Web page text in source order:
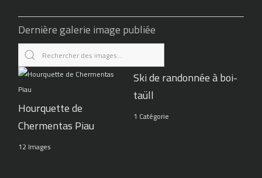
Dernière galerie image publiée
Hourquette de
Chermentas Piau
12 Images
Ski de randonnée à boi-
taüll
1 Catégorie